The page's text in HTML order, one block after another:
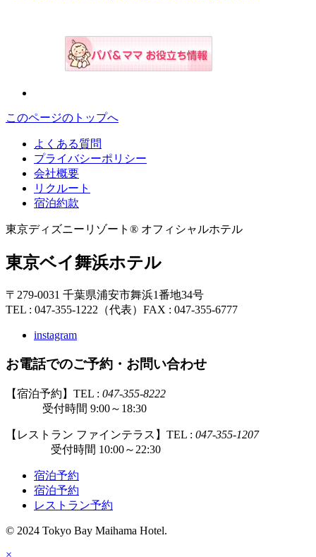
このページのトップへ
よくある質問
プライバシーポリシー
会社概要
リクルート
宿泊約款
東京ディズニーリゾート® オフィシャルホテル
東京ベイ舞浜ホテル
〒279-0031 千葉県浦安市舞浜1番地34号
TEL : 047-355-1222（代表） FAX : 047-355-6777
instagram
お電話でのご予約・お問い合わせ
【宿泊予約】TEL : 047-355-8222
受付時間 9:00～18:30
【レストラン ファインテラス】TEL : 047-355-1207
受付時間 10:00～22:30
宿泊予約
宿泊予約
レストラン予約
© 2024 Tokyo Bay Maihama Hotel.
×